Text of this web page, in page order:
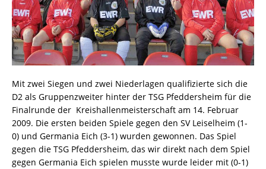
Mit zwei Siegen und zwei Niederlagen qualifizierte sich die
D2 als Gruppenzweiter hinter der TSG Pfeddersheim für die
Finalrunde der Kreishallenmeisterschaft am 14. Februar
2009. Die ersten beiden Spiele gegen den SV Leiselheim (1-
0) und Germania Eich (3-1) wurden gewonnen. Das Spiel
gegen die TSG Pfeddersheim, das wir direkt nach dem Spiel
gegen Germania Eich spielen musste wurde leider mit (0-1)